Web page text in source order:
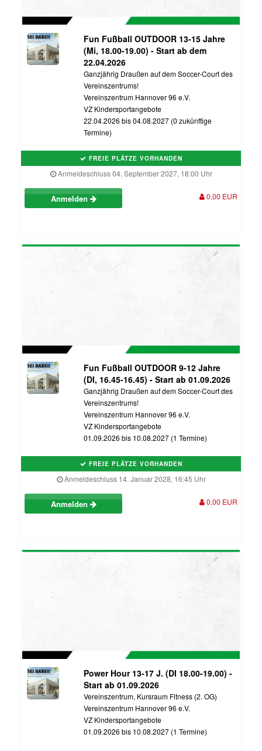
Fun Fußball OUTDOOR 13-15 Jahre
(Mi, 18.00-19.00) - Start ab dem
22.04.2026
Ganzjährig Draußen auf dem Soccer-Court des
Vereinszentrums!
Vereinszentrum Hannover 96 e.V.
VZ Kindersportangebote
22.04.2026 bis 04.08.2027 (0 zukünftige
Termine)
FREIE PLÄTZE VORHANDEN
Anmeldeschluss 04. September 2027, 18:00 Uhr
Anmelden 0,00 EUR
Fun Fußball OUTDOOR 9-12 Jahre
(DI, 16.45-16.45) - Start ab 01.09.2026
Ganzjährig Draußen auf dem Soccer-Court des
Vereinszentrums!
Vereinszentrum Hannover 96 e.V.
VZ Kindersportangebote
01.09.2026 bis 10.08.2027 (1 Termine)
FREIE PLÄTZE VORHANDEN
Anmeldeschluss 14. Januar 2028, 16:45 Uhr
Anmelden 0,00 EUR
Power Hour 13-17 J. (DI 18.00-19.00) -
Start ab 01.09.2026
Vereinszentrum, Kursraum Fitness (2. OG)
Vereinszentrum Hannover 96 e.V.
VZ Kindersportangebote
01.09.2026 bis 10.08.2027 (1 Termine)